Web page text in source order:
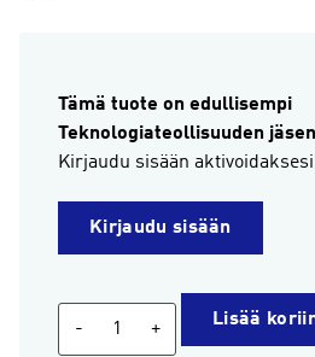
Tämä tuote on edullisempi
Teknologiateollisuuden
Kirjaudu sisään
Kirjaudu sisään
-
Työehtosopimus,
teknologiateollisuuden
+ Lisää